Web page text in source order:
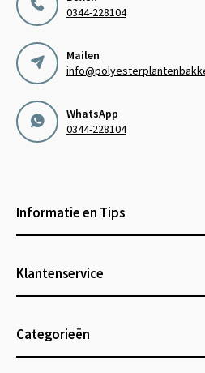
0344-228104
Mailen
WhatsApp
0344-228104
Informatie en Tips
Klantenservice
Categorieën